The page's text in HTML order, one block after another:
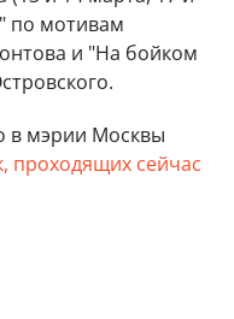
по мотивам
и "На бойком
в мэрии Москвы
проходящих сейчас